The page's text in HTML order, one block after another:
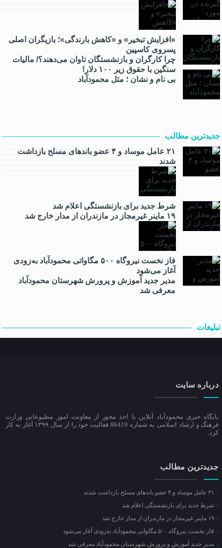
«افزایش تبخیر» و «کاهش بارندگی»؛ بازیگران اصلی
پسروی کاسپین
چرا کارگران و بازنشستگان تاوان می‌دهند؟/ مالیات
سنگین با حقوق زیر ۱۰۰ دلار!
بی نام و نشان ؛ مثل محمودآباد
جدیدترین مطالب
۲۱ عامل موساد و ۴ عضو باند‌های مسلح بازداشت
شدند
شرط جدید برای بازنشستگی اعلام شد
۱۹ ماینر غیرمجاز در مازندران از مدار خارج شد
فاز نخست نیروگاه ۵۰۰ مگاواتی محمودآباد به‌زودی
آغاز می‌شود
مدیر جدید آموزش و پرورش شهرستان محمودآباد
معرفی شد
تبلیغات
درباره سایت
پایگاه خبری محمودآباد آنلاین با اخذ مجوز از معاونت امور مطبوعاتی وزارت
فرهنگ و ارشاد اسلامی به شماره 86419 فعالیت خود را از سال ۱۳۹۹ آغاز به کار
کرد.
جدیدترین مطالب
شرط جدید برای بازنشستگی اعلام شد
فاز نخست نیروگاه ۵۰۰ مگاواتی محمودآباد به‌زودی آغاز می‌شود
مدیر جدید آموزش و پرورش شهرستان محمودآباد معرفی شد